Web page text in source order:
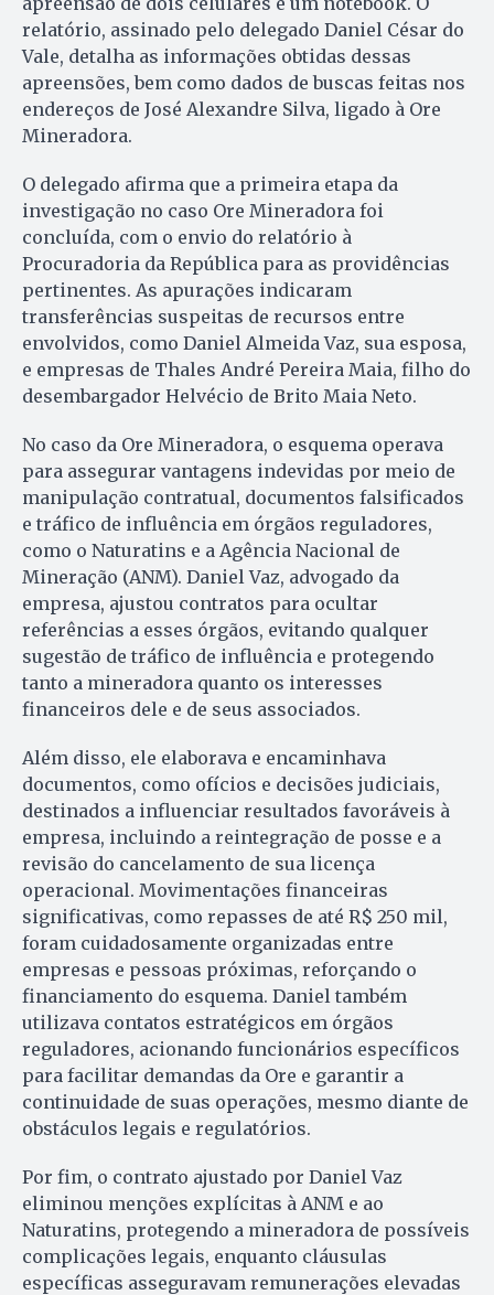
relatório, assinado pelo delegado Daniel César do
Vale, detalha as informações obtidas dessas
apreensões, bem como dados de buscas feitas nos
endereços de José Alexandre Silva, ligado à Ore
Mineradora.
O delegado afirma que a primeira etapa da
investigação no caso Ore Mineradora foi
concluída, com o envio do relatório à
Procuradoria da República para as providências
pertinentes. As apurações indicaram
transferências suspeitas de recursos entre
envolvidos, como Daniel Almeida Vaz, sua esposa,
e empresas de Thales André Pereira Maia, filho do
desembargador Helvécio de Brito Maia Neto.
No caso da Ore Mineradora, o esquema operava
para assegurar vantagens indevidas por meio de
manipulação contratual, documentos falsificados
e tráfico de influência em órgãos reguladores,
como o Naturatins e a Agência Nacional de
Mineração (ANM). Daniel Vaz, advogado da
empresa, ajustou contratos para ocultar
referências a esses órgãos, evitando qualquer
sugestão de tráfico de influência e protegendo
tanto a mineradora quanto os interesses
financeiros dele e de seus associados.
Além disso, ele elaborava e encaminhava
documentos, como ofícios e decisões judiciais,
destinados a influenciar resultados favoráveis à
empresa, incluindo a reintegração de posse e a
revisão do cancelamento de sua licença
operacional. Movimentações financeiras
significativas, como repasses de até R$ 250 mil,
foram cuidadosamente organizadas entre
empresas e pessoas próximas, reforçando o
financiamento do esquema. Daniel também
utilizava contatos estratégicos em órgãos
reguladores, acionando funcionários específicos
para facilitar demandas da Ore e garantir a
continuidade de suas operações, mesmo diante de
obstáculos legais e regulatórios.
Por fim, o contrato ajustado por Daniel Vaz
eliminou menções explícitas à ANM e ao
Naturatins, protegendo a mineradora de possíveis
complicações legais, enquanto cláusulas
específicas asseguravam remunerações elevadas